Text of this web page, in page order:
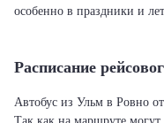
особенно в праздники и
Расписание
Автобус из Ульм в Ровно